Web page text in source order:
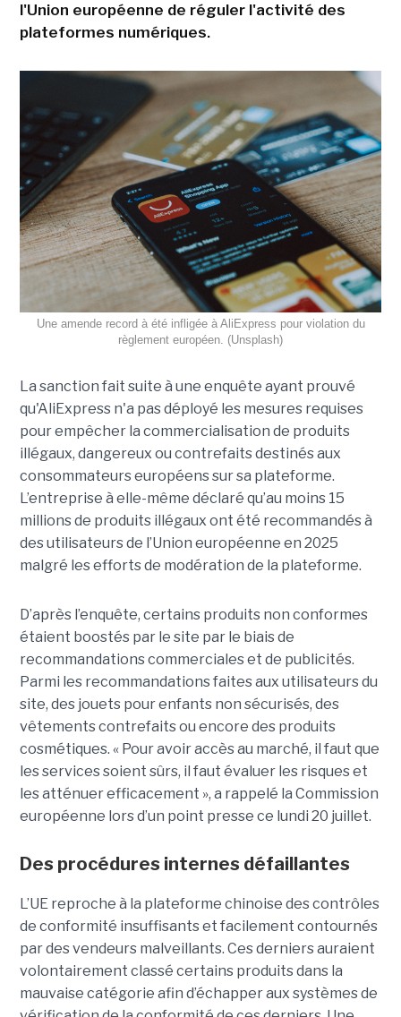
l'Union européenne de réguler l'activité des
plateformes numériques.
Une amende record à été infligée à AliExpress pour violation du
règlement européen. (Unsplash)
La sanction fait suite à une enquête ayant prouvé
qu'AliExpress n'a pas déployé les mesures requises
pour empêcher la commercialisation de produits
illégaux, dangereux ou contrefaits destinés aux
consommateurs européens sur sa plateforme.
L’entreprise à elle-même déclaré qu’au moins 15
millions de produits illégaux ont été recommandés à
des utilisateurs de l’Union européenne en 2025
malgré les efforts de modération de la plateforme.
D’après l’enquête, certains produits non conformes
étaient boostés par le site par le biais de
recommandations commerciales et de publicités.
Parmi les recommandations faites aux utilisateurs du
site, des jouets pour enfants non sécurisés, des
vêtements contrefaits ou encore des produits
cosmétiques. « Pour avoir accès au marché, il faut que
les services soient sûrs, il faut évaluer les risques et
les atténuer efficacement », a rappelé la Commission
européenne lors d’un point presse ce lundi 20 juillet.
Des procédures internes défaillantes
L’UE reproche à la plateforme chinoise des contrôles
de conformité insuffisants et facilement contournés
par des vendeurs malveillants. Ces derniers auraient
volontairement classé certains produits dans la
mauvaise catégorie afin d’échapper aux systèmes de